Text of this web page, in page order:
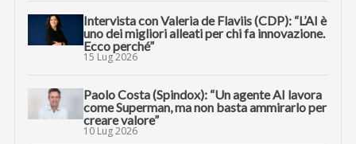
Intervista con Valeria de Flaviis (CDP): “L’AI è
uno dei migliori alleati per chi fa innovazione.
Ecco perché”
15 Lug 2026
Paolo Costa (Spindox): “Un agente AI lavora
come Superman, ma non basta ammirarlo per
creare valore”
10 Lug 2026